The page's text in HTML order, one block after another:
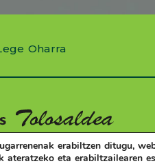
Oharra
erabiltzen ditugu,
eta erabiltzailearen